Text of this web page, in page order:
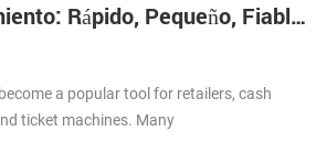
NUEVO Lanzamiento: Rápido, Pequeño, Fiable Impresoras de Kiosco KP-220
a popular tool for retailers, cash
ticket machines. Many